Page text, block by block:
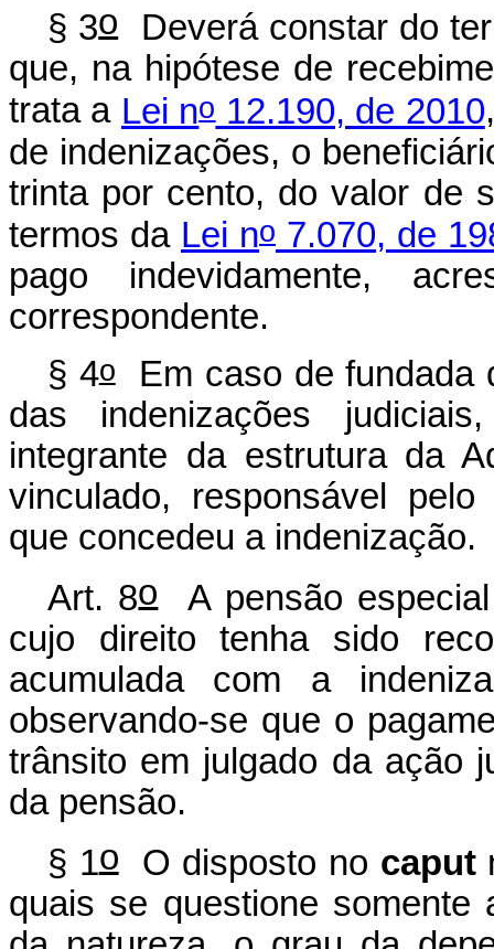
§ 3oDeverá constar do
que, na hipótese de
trata a Lei no12.190, de 2010
de indenizações, o
trinta por cento, do valor de
termos da Lei no 7.070, de
pago indevidamente,
correspondente.
§ 4oEm caso de fundada
das indenizações
integrante da estrutura da
vinculado, responsável
que concedeu a indenização.
Art. 8oA pensão
cujo direito tenha sido
acumulada com a
observando-se que o
trânsito em julgado da ação
da pensão.
§ 1oO disposto no caput
quais se questione somente